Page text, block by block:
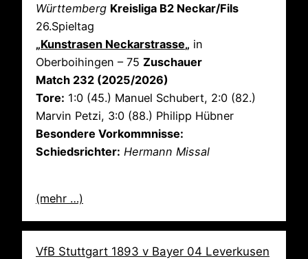
Württemberg Kreisliga B2 Neckar/Fils
26.Spieltag
„Kunstrasen Neckarstrasse„ in
Oberboihingen – 75 Zuschauer
Match 232 (2025/2026)
Tore: 1:0 (45.) Manuel Schubert, 2:0 (82.)
Marvin Petzi, 3:0 (88.) Philipp Hübner
Besondere Vorkommnisse:
Schiedsrichter: Hermann Missal
(mehr …)
VfB Stuttgart 1893 v Bayer 04 Leverkusen